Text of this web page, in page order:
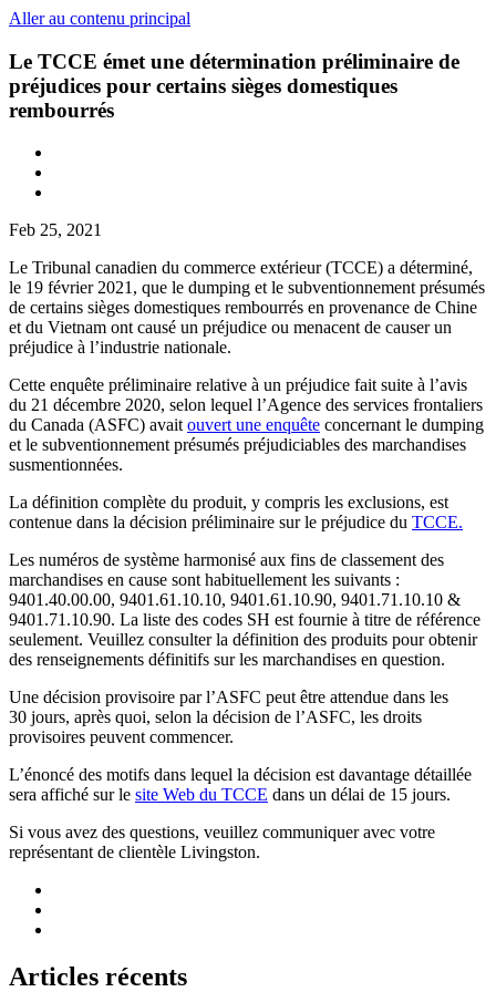
Aller au contenu principal
Le TCCE émet une détermination préliminaire de
préjudices pour certains sièges domestiques
rembourrés
Feb 25, 2021
Le Tribunal canadien du commerce extérieur (TCCE) a déterminé,
le 19 février 2021, que le dumping et le subventionnement présumés
de certains sièges domestiques rembourrés en provenance de Chine
et du Vietnam ont causé un préjudice ou menacent de causer un
préjudice à l’industrie nationale.
Cette enquête préliminaire relative à un préjudice fait suite à l’avis
du 21 décembre 2020, selon lequel l’Agence des services frontaliers
du Canada (ASFC) avaitouvert une enquête concernant le dumping
et le subventionnement présumés préjudiciables des marchandises
susmentionnées.
La définition complète du produit, y compris les exclusions, est
contenue dans la décision préliminaire sur le préjudice du TCCE.
Les numéros de système harmonisé aux fins de classement des
marchandises en cause sont habituellement les suivants :
9401.40.00.00, 9401.61.10.10, 9401.61.10.90, 9401.71.10.10 &
9401.71.10.90. La liste des codes SH est fournie à titre de référence
seulement. Veuillez consulter la définition des produits pour obtenir
des renseignements définitifs sur les marchandises en question.
Une décision provisoire par l’ASFC peut être attendue dans les
30 jours, après quoi, selon la décision de l’ASFC, les droits
provisoires peuvent commencer.
L’énoncé des motifs dans lequel la décision est davantage détaillée
sera affiché sur le site Web du TCCE dans un délai de 15 jours.
Si vous avez des questions, veuillez communiquer avec votre
représentant de clientèle Livingston.
Articles récents